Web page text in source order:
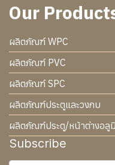
Our
ผลิตภัณฑ์ WPC
ผลิตภัณฑ์ PVC
ผลิตภัณฑ์ SPC
ผลิตภัณฑ์ประตูและวงกบ
ผลิตภัณฑ์ประตู/หน้าต่างอลู
Subscribe